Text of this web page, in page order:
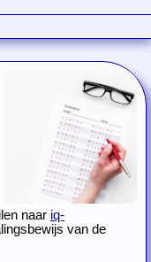
naar iq-
van de